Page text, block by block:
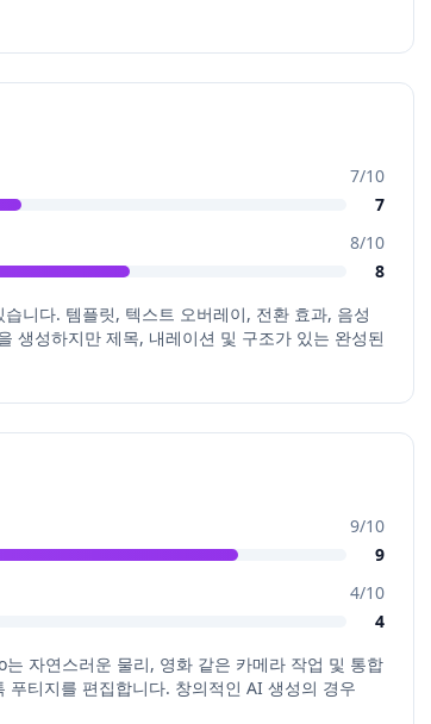
7/10
7
8/10
8
니다. 템플릿, 텍스트 오버레이, 전환 효과, 음성
생성하지만 제목, 내레이션 및 구조가 있는 완성된
9/10
9
4/10
4
자연스러운 물리, 영화 같은 카메라 작업 및 통합
티지를 편집합니다. 창의적인 AI 생성의 경우